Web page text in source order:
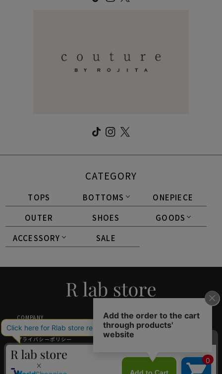
CATEGORY
TOPS BOTTOMS
ONEPIECE
OUTER
SHOES
GOODS
ACCESSORY
SALE
COMPANY
SHOPPING GUIDE
特定商取引法に基づく表記
返品・交換について
プライバシーポリシー
メルマガ登録
採用情報
中国小红书旗舰店（唯一官方）
GLOBAL SHOPPING GUIDANCE